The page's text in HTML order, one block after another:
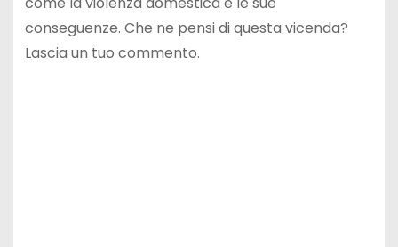
conseguenze. Che ne pensi di questa vicenda?
Lascia un tuo commento.